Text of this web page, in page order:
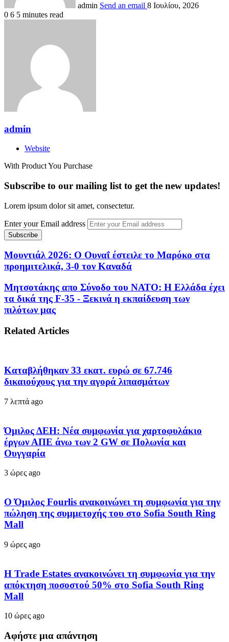
admin Send an email 8 Ιουλίου, 2026
0 6 5 minutes read
admin
Website
With Product You Purchase
Subscribe to our mailing list to get the new updates!
Lorem ipsum dolor sit amet, consectetur.
Enter your Email address
Μουντιάλ 2026: Ο Ουναΐ έστειλε το Μαρόκο στα
προημιτελικά, 3-0 τον Καναδά
Μητσοτάκης απο Σύνοδο του ΝΑΤΟ: Η Ελλάδα έχει
τα δικά της F-35 - Ξεκινά η εκπαίδευση των
πιλότων μας
Related Articles
Καταβλήθηκαν 33 εκατ. ευρώ σε 67.746
δικαιούχους για την αγορά λιπασμάτων
7 λεπτά ago
Όμιλος ΔΕΗ: Νέα συμφωνία για χαρτοφυλάκιο
έργων ΑΠΕ άνω των 2 GW σε Πολωνία και
Ουγγαρία
3 ώρες ago
Ο Όμιλος Fourlis ανακοινώνει τη συμφωνία για την
πώληση της συμμετοχής του στο Sofia South Ring
Mall
9 ώρες ago
Η Trade Estates ανακοινώνει τη συμφωνία για την
απόκτηση ποσοστού 50% στο Sofia South Ring
Mall
10 ώρες ago
Αφήστε μια απάντηση